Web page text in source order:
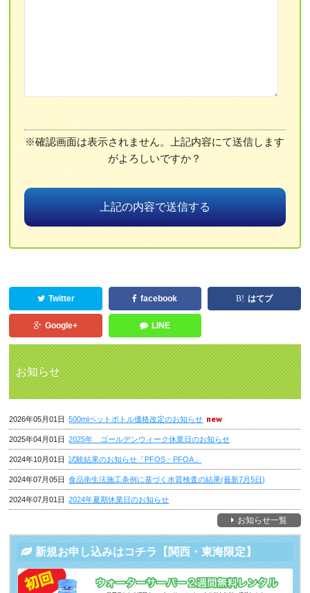
※確認画面は表示されません。上記内容にて送信します
がよろしいですか？
Twitter facebook はてブ
Google+ LINE
お知らせ
2026年05月01日 500mlペットボトル価格改定のお知らせ
2025年04月01日 2025年 ゴールデンウィーク休業日のお知らせ
2024年10月01日 試験結果のお知らせ「PFOS・PFOA」
2024年07月05日 食品衛生法施工条例に基づく水質検査の結果(最新7月5日)
2024年07月01日 2024年夏期休業日のお知らせ
お知らせ一覧
新規お申し込みはコチラ【関西・東海限定】